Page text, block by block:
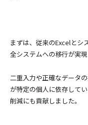
まずは、従来のExcelとシ
全システムへの移行が実現
二重入力や正確なデータ
が特定の個人に依存して
削減にも貢献しました。